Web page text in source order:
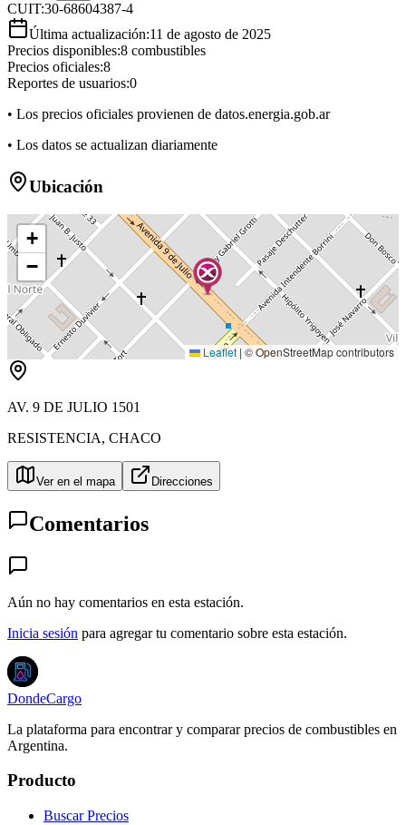
CUIT:30-68604387-4
Última actualización:11 de agosto de 2025
Precios disponibles:8 combustibles
Precios oficiales:8
Reportes de usuarios:0
• Los precios oficiales provienen de datos.energia.gob.ar
• Los datos se actualizan diariamente
Ubicación
+
−
Leaflet | © OpenStreetMap contributors
AV. 9 DE JULIO 1501
RESISTENCIA, CHACO
Ver en el mapa Direcciones
Comentarios
Aún no hay comentarios en esta estación.
Inicia sesión para agregar tu comentario sobre esta estación.
DondeCargo
La plataforma para encontrar y comparar precios de combustibles en
Argentina.
Producto
Buscar Precios